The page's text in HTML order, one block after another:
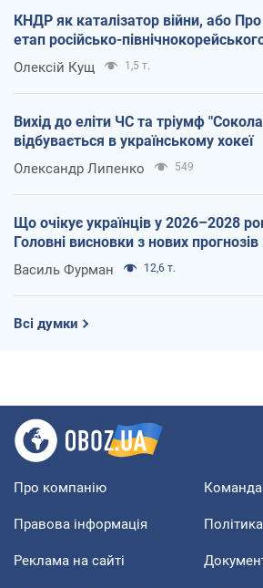
КНДР як каталізатор війни, або
етап російсько-
Олексій Кущ 1,5 т.
Вихід до еліти ЧС та тріумф
відбувається в українському хокеї
Олександр Липенко 549
Що очікує українців у 2026–2028
Головні висновки з нових
Василь Фурман 12,6 т.
Всі думки
Про компанію Команда
Правова інформація
Реклама на сайті